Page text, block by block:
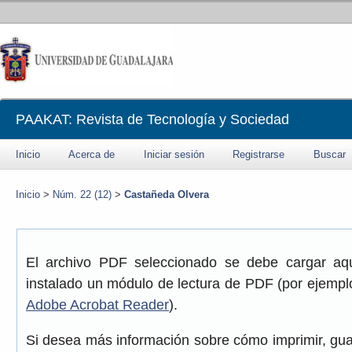
PAAKAT: Revista de Tecnología y Sociedad
Inicio Acerca de Iniciar sesión Registrarse Buscar
Inicio > Núm. 22 (12) > Castañeda Olvera
El archivo PDF seleccionado se debe cargar
instalado un módulo de lectura de PDF (por
Adobe Acrobat Reader).
Si desea más información sobre cómo imprimir,